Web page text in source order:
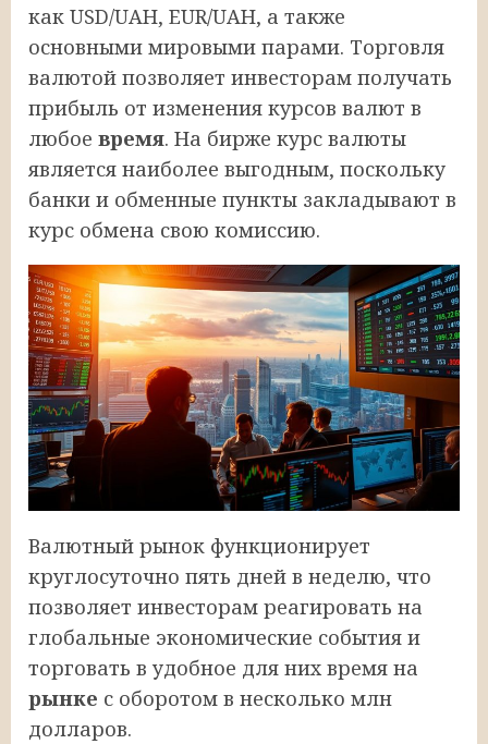
как USD/UAH, EUR/UAH, а также
основными мировыми парами. Торговля
валютой позволяет инвесторам получать
прибыль от изменения курсов валют в
любое время. На бирже курс валюты
является наиболее выгодным, поскольку
банки и обменные пункты закладывают в
курс обмена свою комиссию.
Валютный рынок функционирует
круглосуточно пять дней в неделю, что
позволяет инвесторам реагировать на
глобальные экономические события и
торговать в удобное для них время на
рынке с оборотом в несколько млн
долларов.